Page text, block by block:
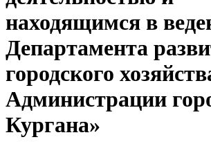
находящимся в
Департамента
городского
Администрации
Кургана»